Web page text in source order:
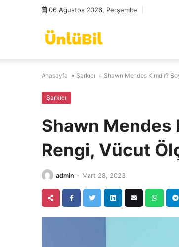
06 Ağustos 2026, Perşembe
Anasayfa » Şarkıcı » Shawn Mendes Kimdir?
Şarkıcı
Shawn Mendes
Rengi, Vücut
admin - Mart 28, 2023